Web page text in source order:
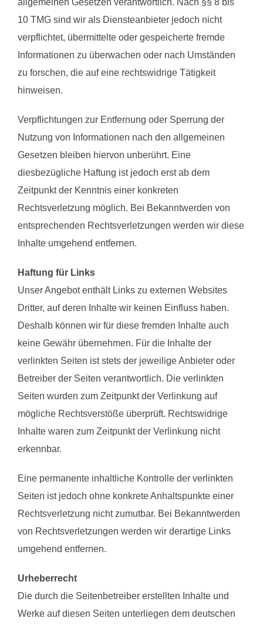
allgemeinen Gesetzen verantwortlich. Nach §§ 8 bis
10 TMG sind wir als Diensteanbieter jedoch nicht
verpflichtet, übermittelte oder gespeicherte fremde
Informationen zu überwachen oder nach Umständen
zu forschen, die auf eine rechtswidrige Tätigkeit
hinweisen.
Verpflichtungen zur Entfernung oder Sperrung der
Nutzung von Informationen nach den allgemeinen
Gesetzen bleiben hiervon unberührt. Eine
diesbezügliche Haftung ist jedoch erst ab dem
Zeitpunkt der Kenntnis einer konkreten
Rechtsverletzung möglich. Bei Bekanntwerden von
entsprechenden Rechtsverletzungen werden wir diese
Inhalte umgehend entfernen.
Haftung für Links
Unser Angebot enthält Links zu externen Websites
Dritter, auf deren Inhalte wir keinen Einfluss haben.
Deshalb können wir für diese fremden Inhalte auch
keine Gewähr übernehmen. Für die Inhalte der
verlinkten Seiten ist stets der jeweilige Anbieter oder
Betreiber der Seiten verantwortlich. Die verlinkten
Seiten wurden zum Zeitpunkt der Verlinkung auf
mögliche Rechtsverstöße überprüft. Rechtswidrige
Inhalte waren zum Zeitpunkt der Verlinkung nicht
erkennbar.
Eine permanente inhaltliche Kontrolle der verlinkten
Seiten ist jedoch ohne konkrete Anhaltspunkte einer
Rechtsverletzung nicht zumutbar. Bei Bekanntwerden
von Rechtsverletzungen werden wir derartige Links
umgehend entfernen.
Urheberrecht
Die durch die Seitenbetreiber erstellten Inhalte und
Werke auf diesen Seiten unterliegen dem deutschen